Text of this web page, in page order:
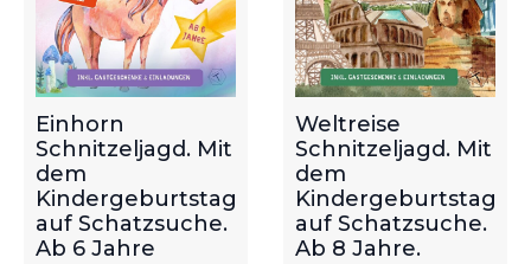
Einhorn
Schnitzeljagd. Mit
dem
Kindergeburtstag
auf Schatzsuche.
Ab 6 Jahre
Weltreise
Schnitzeljagd. Mit
dem
Kindergeburtstag
auf Schatzsuche.
Ab 8 Jahre.